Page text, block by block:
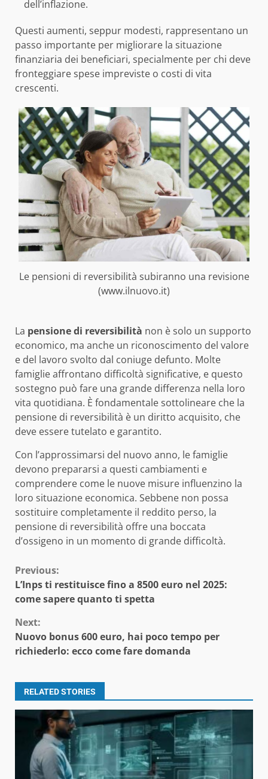
dell’inflazione.
Questi aumenti, seppur modesti, rappresentano un
passo importante per migliorare la situazione
finanziaria dei beneficiari, specialmente per chi deve
fronteggiare spese impreviste o costi di vita
crescenti.
Le pensioni di reversibilità subiranno una revisione
(www.ilnuovo.it)
La pensione di reversibilità non è solo un supporto
economico, ma anche un riconoscimento del valore
e del lavoro svolto dal coniuge defunto. Molte
famiglie affrontano difficoltà significative, e questo
sostegno può fare una grande differenza nella loro
vita quotidiana. È fondamentale sottolineare che la
pensione di reversibilità è un diritto acquisito, che
deve essere tutelato e garantito.
Con l’approssimarsi del nuovo anno, le famiglie
devono prepararsi a questi cambiamenti e
comprendere come le nuove misure influenzino la
loro situazione economica. Sebbene non possa
sostituire completamente il reddito perso, la
pensione di reversibilità offre una boccata
d’ossigeno in un momento di grande difficoltà.
Continue
Reading
Previous:
L’Inps ti restituisce fino a 8500 euro nel 2025:
come sapere quanto ti spetta
Next:
Nuovo bonus 600 euro, hai poco tempo per
richiederlo: ecco come fare domanda
RELATED STORIES